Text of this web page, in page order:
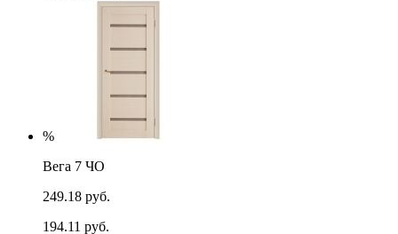
%
Вега 7 ЧО
249.18 руб.
194.11 руб.